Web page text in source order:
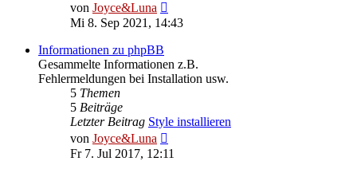
von Joyce&Luna
Beitrag
Mi 8. Sep 2021, 14:43
Informationen zu phpBB
Gesammelte Informationen z.B.
Fehlermeldungen bei Installation usw.
5 Themen
5 Beiträge
Letzter Beitrag Style installieren
von Joyce&Luna
Beitrag
Fr 7. Jul 2017, 12:11